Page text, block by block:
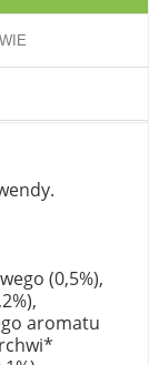
(0,5%),
aromatu